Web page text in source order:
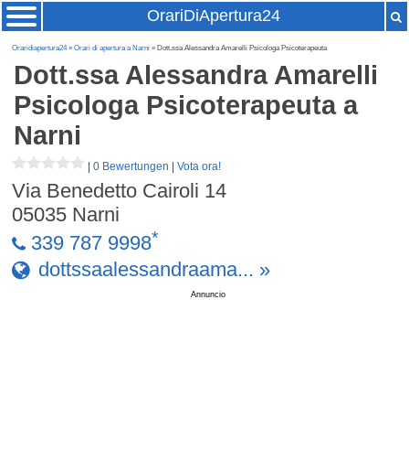
OrariDiApertura24
Oraridiapertura24»Orari di apertura a Narni » Dott.ssa Alessandra Amarelli Psicologa Psicoterapeuta
Dott.ssa Alessandra Amarelli
Psicologa Psicoterapeutaa
Narni
|0 Bewertungen |Vota ora!
Via Benedetto Cairoli 14
05035 Narni
339 787 9998*
dottssaalessandraama... »
Annuncio